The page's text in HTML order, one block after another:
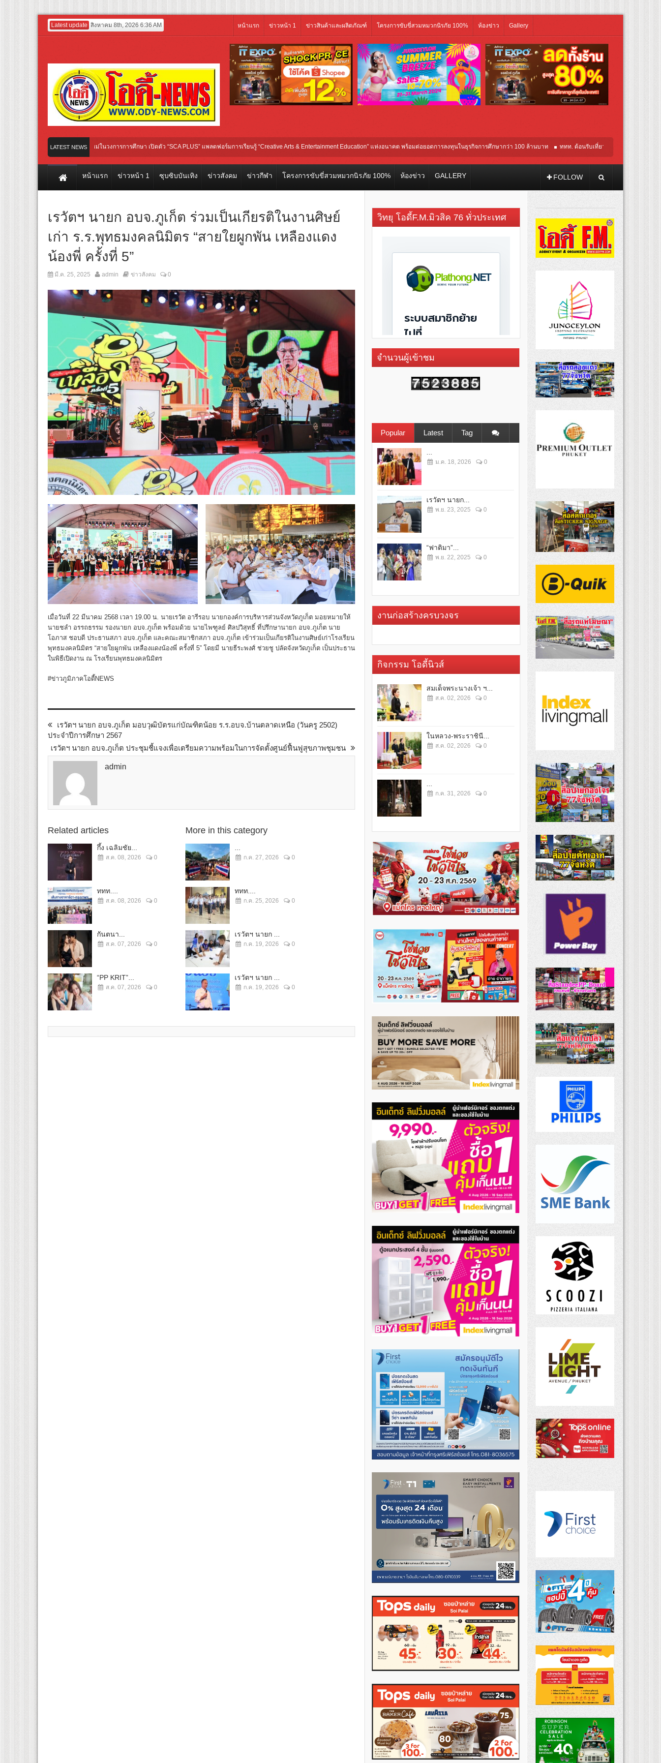
Latest update สิงหาคม 8th, 2026 6:36 AM หน้าแรก ข่าวหน้า 1 ข่าวสินค้าและผลิตภัณฑ์ โครงการขับขี่สวมหมวกนิรภัย 100% ห้องข่าว Gallery
LATEST NEWS
GROUP เปิดเกมใหม่ในวงการการศึกษา เปิดตัว “SCA PLUS” แพลตฟอร์มการเรียนรู้ “Creative Arts & Entertainment Education” แห่งอนาคต พร้อมต่อยอดการลงทุนในธุรกิจการศึกษากว่า 100 ล้านบาท ททท. ต้อนรับเที่ยวบินปฐมฤกษ์สายการบิน
ชื่น ชวน “ญาญ่า” ปลุกกระแส ผิวโชกุ ผิวโชว์ได้ ตอบโจทย์คนรุ่นใหม่
หน้าแรก ข่าวหน้า 1 ซุบซิบบันเทิง ข่าวสังคม ข่าวกีฬา โครงการขับขี่สวมหมวกนิรภัย 100% ห้องข่าว GALLERY FOLLOW
เรวัตฯ นายก อบจ.ภูเก็ต ร่วมเป็นเกียรติในงานศิษย์
เก่า ร.ร.พุทธมงคลนิมิตร “สายใยผูกพัน เหลืองแดง
น้องพี่ ครั้งที่ 5”
มี.ค. 25, 2025 admin ข่าวสังคม 0
เมื่อวันที่ 22 มีนาคม 2568 เวลา 19.00 น. นายเรวัต อารีรอบ นายกองค์การบริหารส่วนจังหวัดภูเก็ต มอยหมายให้
นายชลำ อรรถธรรม รองนายก อบจ.ภูเก็ต พร้อมด้วย นายไพฑูลย์ ศิลปวิสุทธิ์ ที่ปรึกษานายก อบจ.ภูเก็ต นาย
โอภาส ชอบดี ประธานสภา อบจ.ภูเก็ต และคณะสมาชิกสภา อบจ.ภูเก็ต เข้าร่วมเป็นเกียรติในงานศิษย์เก่าโรงเรียน
พุทธมงคลนิมิตร “สายใยผูกพัน เหลืองแดงน้องพี่ ครั้งที่ 5” โดยมี นายธีระพงศ์ ช่วยชู ปลัดจังหวัดภูเก็ต เป็นประธาน
ในพิธีเปิดงาน ณ โรงเรียนพุทธมงคลนิมิตร
#ข่าวภูมิภาคโอดี้NEWS
เรวัตฯ นายก อบจ.ภูเก็ต มอบวุฒิบัตรแก่บัณฑิตน้อย ร.ร.อบจ.บ้านตลาดเหนือ (วันครู 2502)
ประจำปีการศึกษา 2567
เรวัตฯ นายก อบจ.ภูเก็ต ประชุมชี้แจงเพื่อเตรียมความพร้อมในการจัดตั้งศูนย์ฟื้นฟูสุขภาพชุมชน
admin
Related articles
กึ้ง เฉลิมชัย...
ส.ค. 08, 2026 0
ททท....
ส.ค. 08, 2026 0
กันตนา...
ส.ค. 07, 2026 0
“PP KRIT”...
ส.ค. 07, 2026 0
More in this category
ก.ค. 27, 2026 0
ททท....
ก.ค. 25, 2026 0
เรวัตฯ นายก ...
ก.ค. 19, 2026 0
เรวัตฯ นายก ...
ก.ค. 19, 2026 0
วิทยุ โอดี้F.M.มิวสิค 76 ทั่วประเทศ
จำนวนผู้เข้าชม
Popular Latest Tag
ม.ค. 18, 2026 0
เรวัตฯ นายก...
พ.ย. 23, 2025 0
“ฟาติมา”...
พ.ย. 22, 2025 0
งานก่อสร้างครบวงจร
กิจกรรม โอดี้นิวส์
สมเด็จพระนางเจ้า ฯ...
ส.ค. 02, 2026 0
ในหลวง-พระราชินี...
ส.ค. 02, 2026 0
ก.ค. 31, 2026 0